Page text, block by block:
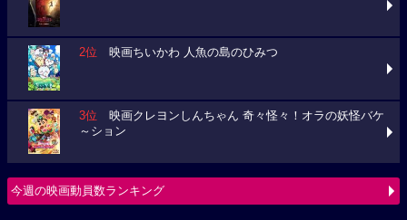
2位 映画ちいかわ 人魚の島のひみつ
3位 映画クレヨンしんちゃん 奇々怪々！オラの妖怪バケ
～ション
今週の映画動員数ランキング